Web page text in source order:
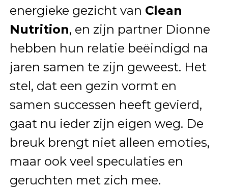
energieke gezicht van Clean
Nutrition, en zijn partner Dionne
hebben hun relatie beëindigd na
jaren samen te zijn geweest. Het
stel, dat een gezin vormt en
samen successen heeft gevierd,
gaat nu ieder zijn eigen weg. De
breuk brengt niet alleen emoties,
maar ook veel speculaties en
geruchten met zich mee.